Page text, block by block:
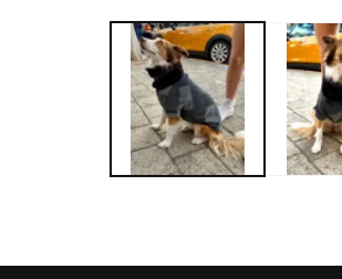
multimedia
ventana
modal